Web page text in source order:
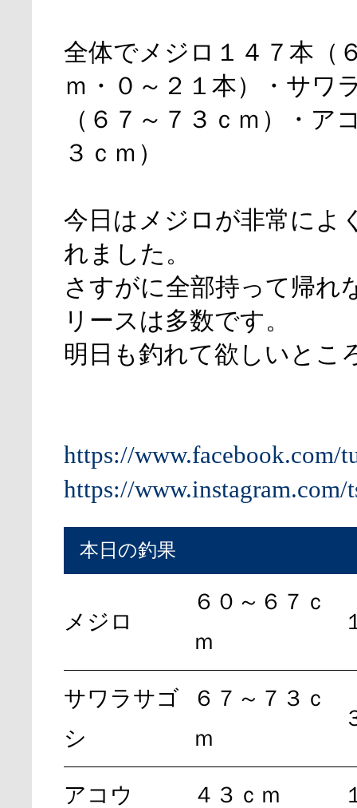
全体でメジロ１４７本（
ｍ・０～２１本）・サワ
（６７～７３ｃｍ）・ア
３ｃｍ）
今日はメジロが非常によ
れました。
さすがに全部持って帰れ
リースは多数です。
明日も釣れて欲しいとこ
https://www.facebook.com/
https://www.instagram.com/
本日の釣果
メジロ
６０～６７ｃ
ｍ
サワラサゴ
シ
６７～７３ｃ
ｍ
アコウ ４３ｃｍ